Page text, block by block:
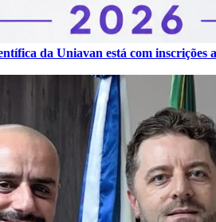
da Uniavan está com inscrições